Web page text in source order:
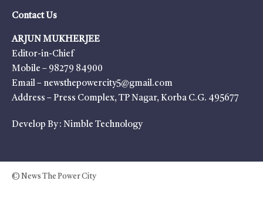
Contact Us
ARJUN MUKHERJEE
Editor-in-Chief
Mobile – 98279 84900
Email – newsthepowercity5@gmail.com
Address – Press Complex, TP Nagar, Korba C.G. 495677
Develop By : Nimble Technology
© News The Power City